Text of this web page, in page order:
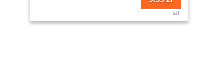
szt